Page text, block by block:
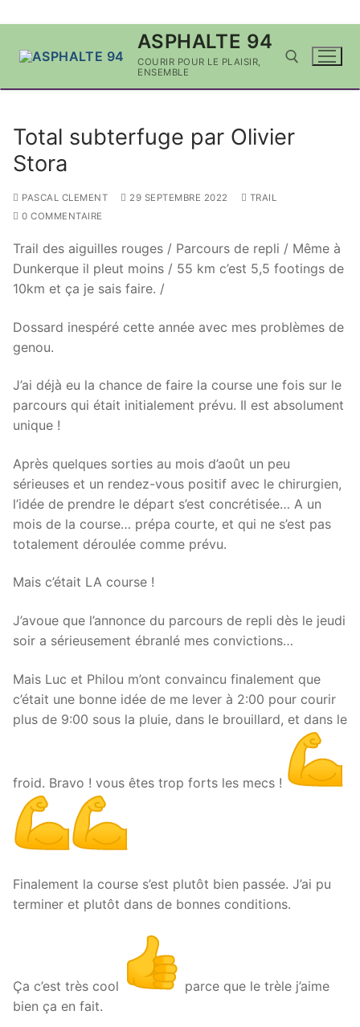
ASPHALTE 94
COURIR POUR LE PLAISIR,
ENSEMBLE
Total subterfuge par Olivier
Stora
PASCAL CLEMENT 29 SEPTEMBRE 2022
TRAIL
0 COMMENTAIRE
Trail des aiguilles rouges / Parcours de repli / Même à
Dunkerque il pleut moins / 55 km c’est 5,5 footings de
10km et ça je sais faire. /
Dossard inespéré cette année avec mes problèmes de
genou.
J’ai déjà eu la chance de faire la course une fois sur le
parcours qui était initialement prévu. Il est absolument
unique !
Après quelques sorties au mois d’août un peu
sérieuses et un rendez-vous positif avec le chirurgien,
l’idée de prendre le départ s’est concrétisée… A un
mois de la course… prépa courte, et qui ne s’est pas
totalement déroulée comme prévu.
Mais c’était LA course !
J’avoue que l’annonce du parcours de repli dès le jeudi
soir a sérieusement ébranlé mes convictions…
Mais Luc et Philou m’ont convaincu finalement que
c’était une bonne idée de me lever à 2:00 pour courir
plus de 9:00 sous la pluie, dans le brouillard, et dans le
froid. Bravo ! vous êtes trop forts les mecs !
Finalement la course s’est plutôt bien passée. J’ai pu
terminer et plutôt dans de bonnes conditions.
Ça c’est très cool
parce que le trèle j’aime
bien ça en fait.